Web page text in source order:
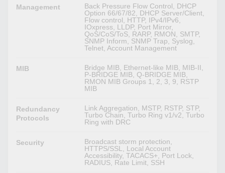
Management
Back Pressure Flow Control, DHCP
Option 66/67/82, DHCP Server/Client,
Flow control, HTTP, IPv4/IPv6,
IOxpress, LLDP, Port Mirror,
QoS/CoS/ToS, RARP, RMON, SMTP,
SNMP Inform, SNMP Trap, Syslog,
Telnet, Account Management
MIB
Bridge MIB, Ethernet-like MIB, MIB-II,
P-BRIDGE MIB, Q-BRIDGE MIB,
RMON MIB Groups 1, 2, 3, 9, RSTP
MIB
Redundancy
Protocols
Link Aggregation, MSTP, RSTP, STP,
Turbo Chain, Turbo Ring v1/v2, Turbo
Ring with DRC
Security
Broadcast storm protection,
HTTPS/SSL, Local Account
Accessibility, TACACS+, Port Lock,
RADIUS, Rate Limit, SSH